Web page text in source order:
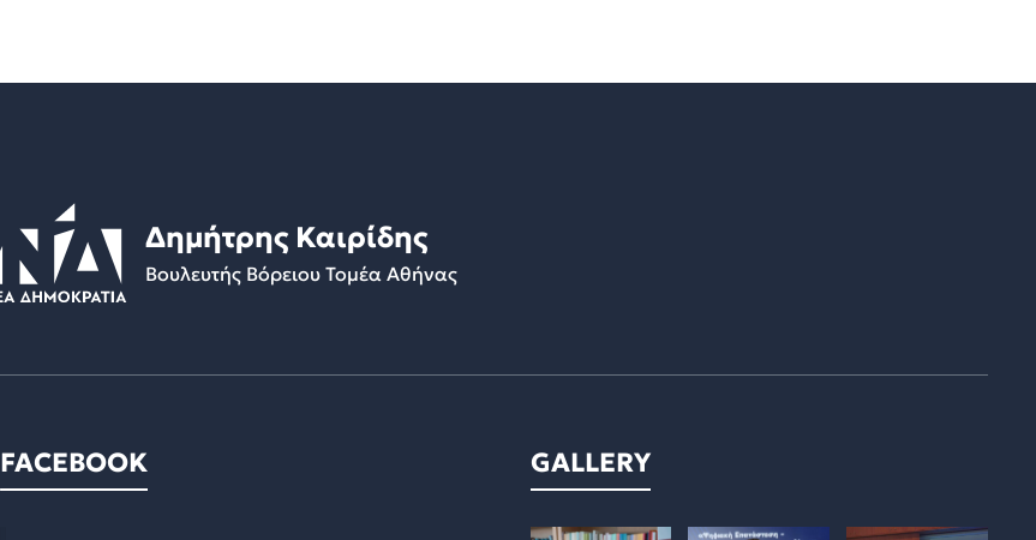
Δημήτρης Καιρίδης
Βουλευτής Βόρειου Τομέα Αθήνας
FACEBOOK GALLERY